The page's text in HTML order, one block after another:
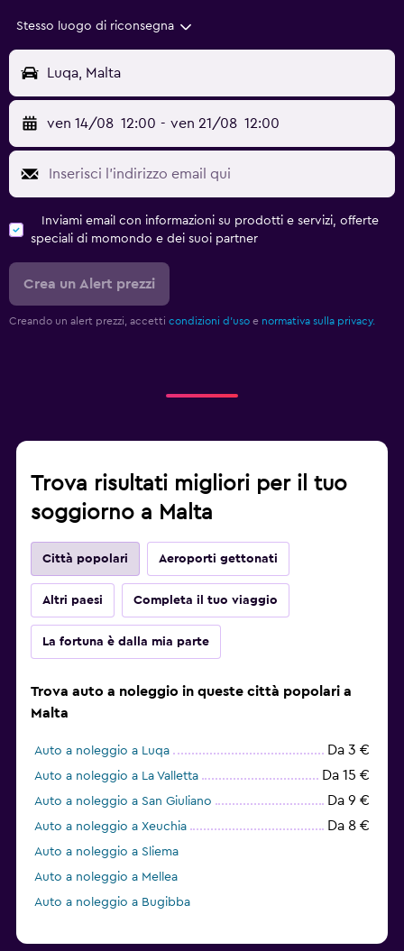
Stesso luogo di riconsegna
Luqa, Malta
ven 14/08 12:00 - ven 21/08 12:00
Inviami email con informazioni su prodotti e servizi, offerte
speciali di momondo e dei suoi partner
Crea un Alert prezzi
Creando un alert prezzi, accetti condizioni d'uso e normativa sulla privacy.
Trova risultati migliori per il tuo
soggiorno a Malta
Città popolari Aeroporti gettonati
Altri paesi Completa il tuo viaggio
La fortuna è dalla mia parte
Trova auto a noleggio in queste città popolari a
Malta
Auto a noleggio a Luqa Da 3 €
Auto a noleggio a La Valletta Da 15 €
Auto a noleggio a San Giuliano Da 9 €
Auto a noleggio a Xeuchia Da 8 €
Auto a noleggio a Sliema
Auto a noleggio a Mellea
Auto a noleggio a Bugibba